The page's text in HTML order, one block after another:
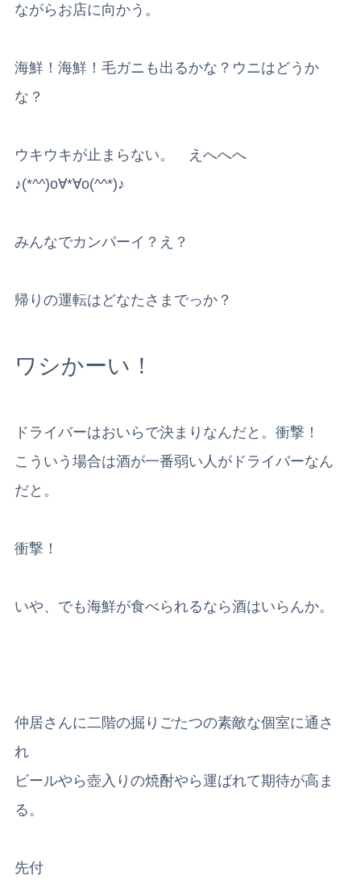
ながらお店に向かう。
海鮮！海鮮！毛ガニも出るかな？ウニはどうか
な？
ウキウキが止まらない。 えへへへ
♪(*^^)o∀*∀o(^^*)♪
みんなでカンパーイ？え？
帰りの運転はどなたさまでっか？
ワシかーい！
ドライバーはおいらで決まりなんだと。衝撃！
こういう場合は酒が一番弱い人がドライバーなん
だと。
衝撃！
いや、でも海鮮が食べられるなら酒はいらんか。
仲居さんに二階の掘りごたつの素敵な個室に通さ
れ
ビールやら壺入りの焼酎やら運ばれて期待が高ま
る。
先付